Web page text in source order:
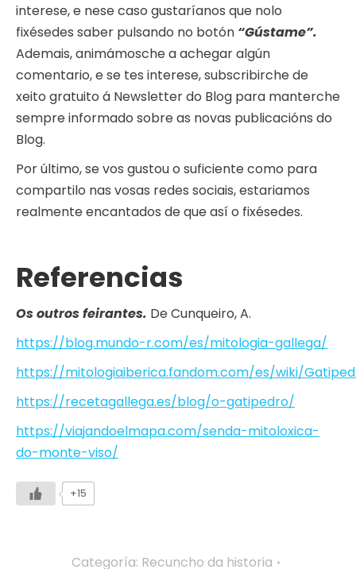
interese, e nese caso gustaríanos que nolo
fixésedes saber pulsando no botón “Gústame”.
Ademais, animámosche a achegar algún
comentario, e se tes interese, subscribirche de
xeito gratuito á Newsletter do Blog para manterche
sempre informado sobre as novas publicacións do
Blog.
Por último, se vos gustou o suficiente como para
compartilo nas vosas redes sociais, estariamos
realmente encantados de que así o fixésedes.
Referencias
Os outros feirantes. De Cunqueiro, A.
https://blog.mundo-r.com/es/mitologia-gallega/
https://mitologiaiberica.fandom.com/es/wiki/
https://recetagallega.es/blog/o-gatipedro/
https://viajandoelmapa.com/senda-mitoloxica-
do-monte-viso/
+15
Categoría: Recuncho da historia